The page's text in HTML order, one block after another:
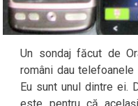
Un sondaj făcut de
români dau
Eu sunt unul dintre ei.